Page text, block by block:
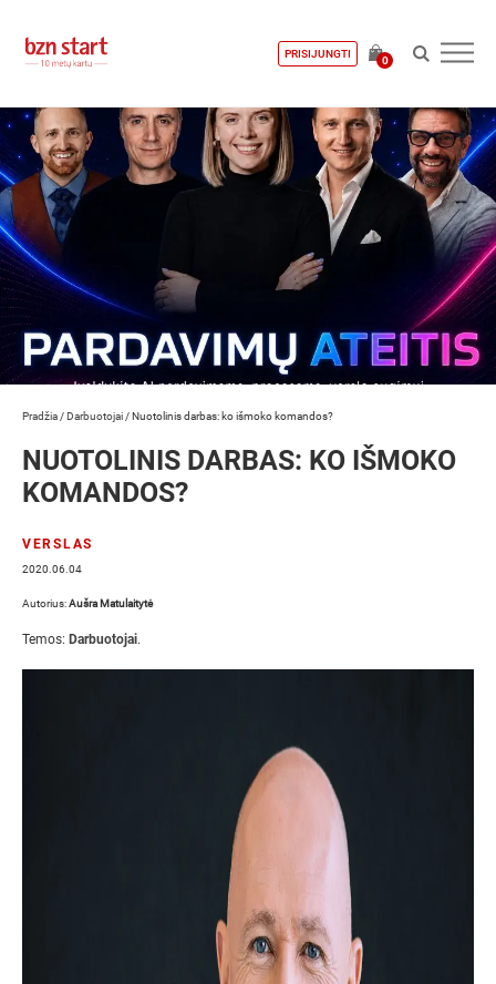
PRISIJUNGTI
0
Pradžia /Darbuotojai /Nuotolinis darbas: ko išmoko komandos?
NUOTOLINIS DARBAS: KO IŠMOKO
KOMANDOS?
VERSLAS
2020.06.04
Autorius:Aušra Matulaitytė
Temos: Darbuotojai.